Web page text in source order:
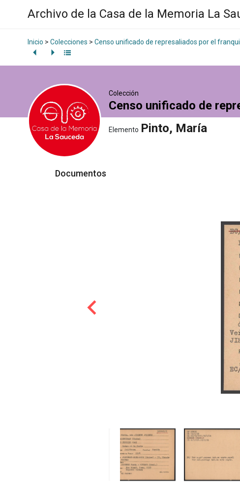
Archivo de la Casa de la Memoria La
Inicio > Colecciones > Censo unificado de represaliados por el
Colección
Censo unificado de
Elemento Pinto, María
Documentos